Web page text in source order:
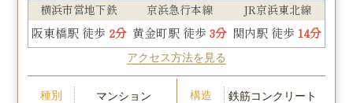
横浜市営地下鉄
阪東橋駅 徒歩 2分
京浜急行本線
黄金町駅 徒歩 3分
JR京浜東北線
関内駅 徒歩 14分
アクセス方法を見る
種別 マンション 構造 鉄筋コンクリート